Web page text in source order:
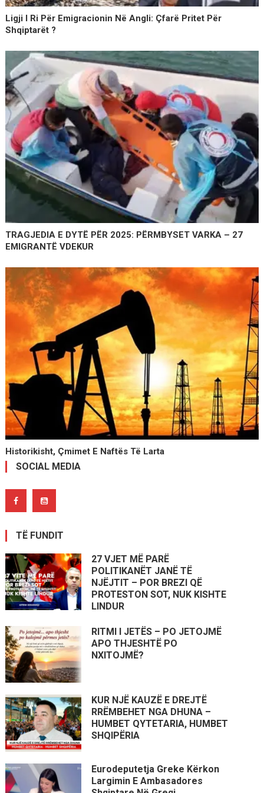
Ligji I Ri Për Emigracionin Në Angli: Çfarë Pritet Për
Shqiptarët ?
TRAGJEDIA E DYTË PËR 2025: PËRMBYSET VARKA – 27
EMIGRANTË VDEKUR
Historikisht, Çmimet E Naftës Të Larta
SOCIAL MEDIA
TË FUNDIT
27 VJET MË PARË
POLITIKANËT JANË TË
NJËJTIT – POR BREZI QË
PROTESTON SOT, NUK KISHTE
LINDUR
RITMI I JETËS – PO JETOJMË
APO THJESHTË PO
NXITOJMË?
KUR NJË KAUZË E DREJTË
RRËMBEHET NGA DHUNA –
HUMBET QYTETARIA, HUMBET
SHQIPËRIA
Eurodeputetja Greke Kërkon
Largimin E Ambasadores